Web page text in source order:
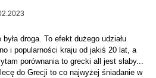
droga. To efekt dużego udziału
i popularności kraju od jakiś 20 lat, a
porównania to grecki all jest słaby...
do Grecji to co najwyżej śniadanie w